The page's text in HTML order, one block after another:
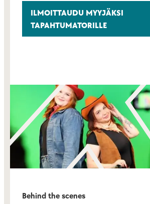
ILMOITTAUDU MYYJÄKSI
TAPAHTUMATORILLE
Behind the scenes